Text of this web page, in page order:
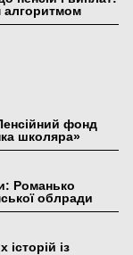
алгоритмом
фонд
школяра»
Романько
облради
із